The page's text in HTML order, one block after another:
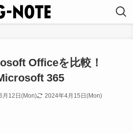
Officeを比較！
365
月12日(Mon) 2024年4月15日(Mon)